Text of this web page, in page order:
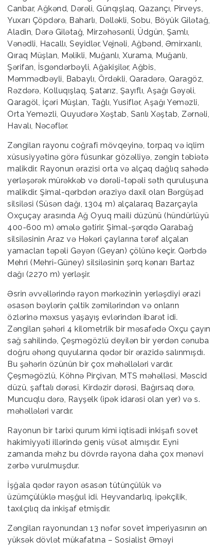
Canbar, Ağkənd, Dərəli, Günqışlaq, Qazançı, Pirveys,
Yuxarı Çöpdərə, Baharlı, Dəlləkli, Sobu, Böyük Gilətağ,
Aladin, Dərə Gilətağ, Mirzəhəsənli, Üdgün, Şamlı,
Vənədli, Hacallı, Seyidlər, Vejnəli, Ağbənd, Əmirxanlı,
Qıraq Müşlan, Məlikli, Muğanlı, Xurama, Muğanlı,
Şərifan, İsgəndərbəyli, Ağakişilər, Ağbis,
Məmmədbəyli, Babaylı, Ördəkli, Qaradərə, Qaragöz,
Rəzdərə, Kolluqışlaq, Şatarız, Şayıflı, Aşağı Gəyəli,
Qaragöl, İçəri Müşlan, Tağlı, Yusiflər, Aşağı Yeməzli,
Orta Yeməzli, Quyudərə Xəştab, Sarılı Xəştab, Zərnəli,
Havalı, Nəcəflər.
Zəngilan rayonu coğrafi mövqeyinə, torpaq və iqlim
xüsusiyyətinə görə füsunkar gözəlliyə, zəngin təbiətə
malikdir. Rayonun ərazisi orta və alçaq dağlıq sahədə
yerləşərək mürəkkəb və dərəli-təpəli səth quruluşuna
malikdir. Şimal-qərbdən əraziyə daxil olan Bərgüşad
silsiləsi (Süsən dağı, 1304 m) alçalaraq Bazarçayla
Oxçuçay arasında Ağ Oyuq maili düzünü (hündürlüyü
400-600 m) əmələ gətirir. Şimal-şərqdə Qarabağ
silsiləsinin Araz və Həkəri çaylarına tərəf alçalan
yamacları təpəli Gəyən (Geyan) çölünə keçir. Qərbdə
Mehri (Mehri-Güney) silsiləsinin şərq kənarı Bartaz
dağı (2270 m) yerləşir.
Əsrin əvvəllərində rayon mərkəzinin yerləşdiyi ərazi
əsasən bəylərin çəltik zəmilərindən və onların
özlərinə məxsus yaşayış evlərindən ibarət idi.
Zəngilan şəhəri 4 kilometrlik bir məsafədə Oxçu çayın
sağ sahilində, Çeşməgözlü deyilən bir yerdən cənuba
doğru əhəng quyularına qədər bir ərazidə salınmışdı.
Bu şəhərin özünün bir çox məhəllələri vardır.
Çeşməgözlü, Köhnə Pirçivan, MTS məhəlləsi, Məscid
düzü, şaftalı dərəsi, Kirdəzir dərəsi, Bağırsaq dərə,
Muncuqlu dərə, Rayşelk (ipək idarəsi olan yer) və s.
məhəllələri vardır.
Rayonun bir tarixi qurum kimi iqtisadi inkişafı sovet
hakimiyyəti illərində geniş vüsət almışdır. Eyni
zamanda məhz bu dövrdə rayona daha çox mənəvi
zərbə vurulmuşdur.
İşğala qədər rayon əsasən tütünçülük və
üzümçülüklə məşğul idi. Heyvandarlıq, ipəkçilik,
taxılçılıq da inkişaf etmişdir.
Zəngilan rayonundan 13 nəfər sovet imperiyasının ən
yüksək dövlət mükafatına – Sosialist Əməyi